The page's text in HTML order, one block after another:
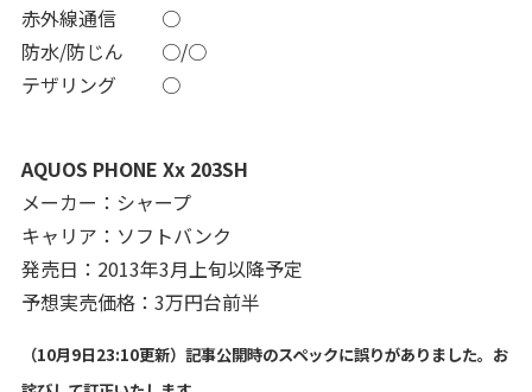
赤外線通信
○
防水/防じん
○/○
テザリング
○
AQUOS PHONE Xx 203SH
メーカー：シャープ
キャリア：ソフトバンク
発売日：2013年3月上旬以降予定
予想実売価格：3万円台前半
（10月9日23:10更新）記事公開時のスペックに誤りがありました。お